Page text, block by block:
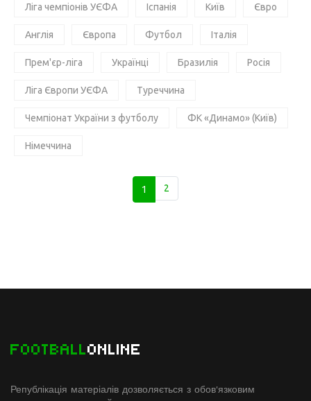
Ліга чемпіонів УЄФА Іспанія Київ Євро
Англія Європа Футбол Італія
Прем'єр-ліга Українці Бразилія Росія
Ліга Європи УЄФА Туреччина
Чемпіонат України з футболу ФК «Динамо» (Київ)
Німеччина
1 2
FOOTBALLONLINE
Републікація матеріалів дозволяється з обов'язковим